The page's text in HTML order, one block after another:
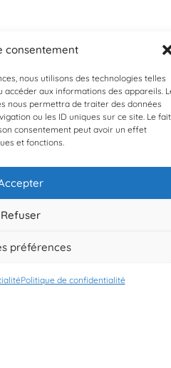
consentement
nous utilisons des technologies telles
aux informations des appareils.
nous permettra de traiter des données
ou les ID uniques sur ce site. Le fait
consentement peut avoir un effet
et fonctions.
Refuser
préférences
Politique de confidentialité
EST UN PROGRAMME DE
LA NEWSLETTER
MER